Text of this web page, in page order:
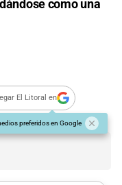
como una
El Litoral en
preferidos en Google